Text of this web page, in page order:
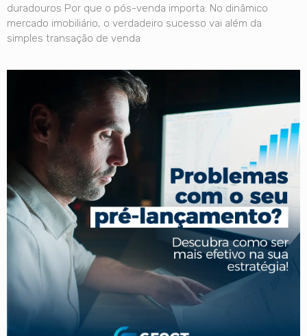
duradouros Por que o pós-venda importa: No dinâmico
mercado imobiliário, o verdadeiro sucesso vai além da
simples transação de venda